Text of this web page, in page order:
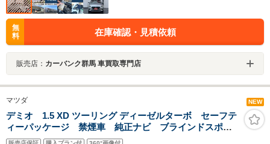
無
料
在庫確認・見積依頼
販売店： カーバンク群馬 車買取専門店
マツダ NEW
デミオ 1.5 XD ツーリング ディーゼルターボ セーフテ
ィーパッケージ 禁煙車 純正ナビ ブラインドスポッ
トモニター レーンキープ クルーズコントロール バ